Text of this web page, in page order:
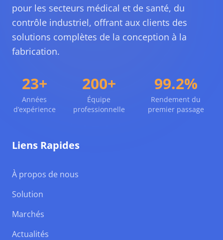
pour les secteurs médical et de santé, du
contrôle industriel, offrant aux clients des
solutions complètes de la conception à la
fabrication.
23+
Années
d’expérience
200+
Équipe
professionnelle
99.2%
Rendement du
premier passage
Liens Rapides
À propos de nous
Solution
Marchés
Actualités